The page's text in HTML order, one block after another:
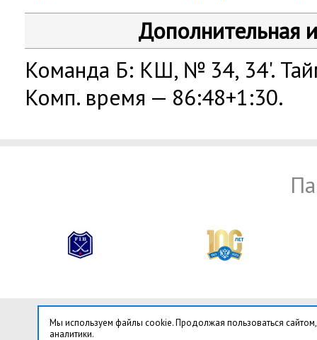
Дополнительная
Команда Б: КШ, № 34, 34'.
Комп. время — 86:48+1:30.
Мы используем файлы cookie. Продолжая пользоваться
аналитики.